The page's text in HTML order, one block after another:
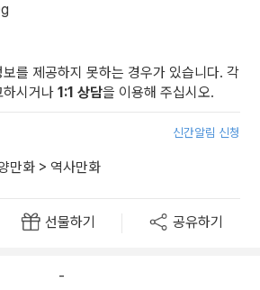
를 제공하지 못하는 경우가 있습니다. 각
시거나 1:1 상담을 이용해 주십시오.
신간알림 신청
만화 > 역사만화
선물하기 공유하기
-